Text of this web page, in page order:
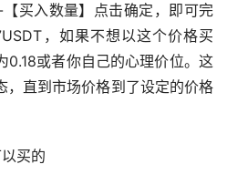
买入数量】点击确定，即可完
，如果不想以这个价格买
0.18或者你自己的心理价位。这
，直到市场价格到了设定的价格
买的